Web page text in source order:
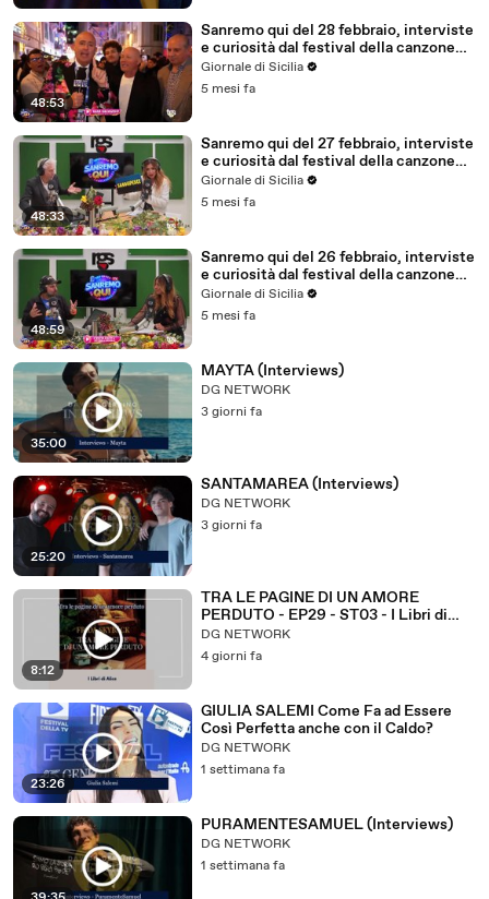
48:53
Sanremo qui del 28 febbraio, interviste
e curiosità dal festival della canzone
italiana
Giornale di Sicilia
5 mesi fa
48:33
Sanremo qui del 27 febbraio, interviste
e curiosità dal festival della canzone
italiana
Giornale di Sicilia
5 mesi fa
48:59
Sanremo qui del 26 febbraio, interviste
e curiosità dal festival della canzone
italiana
Giornale di Sicilia
5 mesi fa
35:00
MAYTA (Interviews)
DG NETWORK
3 giorni fa
25:20
SANTAMAREA (Interviews)
DG NETWORK
3 giorni fa
8:12
TRA LE PAGINE DI UN AMORE
PERDUTO - EP29 - ST03 - I Libri di
Alice
DG NETWORK
4 giorni fa
23:26
GIULIA SALEMI Come Fa ad Essere
Così Perfetta anche con il Caldo?
DG NETWORK
1 settimana fa
PURAMENTESAMUEL (Interviews)
DG NETWORK
1 settimana fa